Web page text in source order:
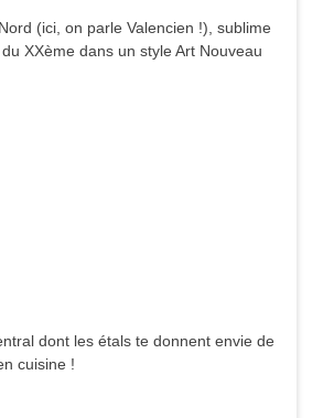
(ici, on parle Valencien !), sublime
XXème dans un style Art Nouveau
dont les étals te donnent envie de
cuisine !